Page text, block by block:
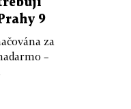
9
za
–